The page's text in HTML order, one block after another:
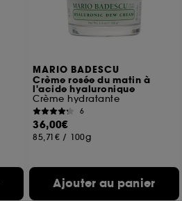
MARIO BADESCU
Crème rosée du matin à
l'acide hyaluronique
Crème hydratante
6
36,00€
85,71€ / 100g
Ajouter au panier